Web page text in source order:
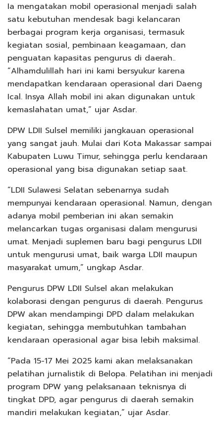
Ia mengatakan mobil operasional menjadi salah
satu kebutuhan mendesak bagi kelancaran
berbagai program kerja organisasi, termasuk
kegiatan sosial, pembinaan keagamaan, dan
penguatan kapasitas pengurus di daerah..
“Alhamdulillah hari ini kami bersyukur karena
mendapatkan kendaraan operasional dari Daeng
Ical. Insya Allah mobil ini akan digunakan untuk
kemaslahatan umat,” ujar Asdar.
DPW LDII Sulsel memiliki jangkauan operasional
yang sangat jauh. Mulai dari Kota Makassar sampai
Kabupaten Luwu Timur, sehingga perlu kendaraan
operasional yang bisa digunakan setiap saat.
“LDII Sulawesi Selatan sebenarnya sudah
mempunyai kendaraan operasional. Namun, dengan
adanya mobil pemberian ini akan semakin
melancarkan tugas organisasi dalam mengurusi
umat. Menjadi suplemen baru bagi pengurus LDII
untuk mengurusi umat, baik warga LDII maupun
masyarakat umum,” ungkap Asdar.
Pengurus DPW LDII Sulsel akan melakukan
kolaborasi dengan pengurus di daerah. Pengurus
DPW akan mendampingi DPD dalam melakukan
kegiatan, sehingga membutuhkan tambahan
kendaraan operasional agar bisa lebih maksimal.
“Pada 15-17 Mei 2025 kami akan melaksanakan
pelatihan jurnalistik di Belopa. Pelatihan ini menjadi
program DPW yang pelaksanaan teknisnya di
tingkat DPD, agar pengurus di daerah semakin
mandiri melakukan kegiatan,” ujar Asdar.